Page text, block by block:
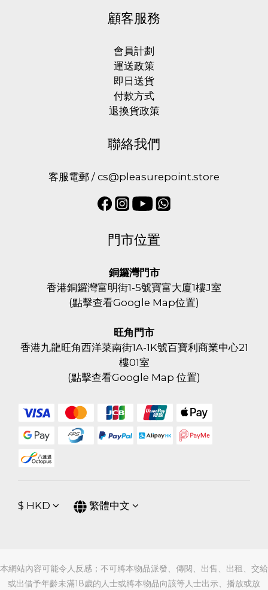
顧客服務
會員計劃
運送政策
即日送貨
付款方式
退換貨政策
聯絡我們
客服電郵 / cs@pleasurepoint.store
門市位置
銅鑼灣門市
香港銅鑼灣富明街1-5號寶富大廈1樓J室
(點擊查看Google Map位置)
旺角門市
香港九龍旺角西洋菜南街1A-1K號百寶利商業中心21
樓01室
(點擊查看Google Map 位置)
$ HKD 繁體中文
本網站內容可能令人反感；不可將本物品派發、傳閱、出售、出租、交給
或出借予年齡未滿18歲的人士或將本物品向該等人士出示、播放或放